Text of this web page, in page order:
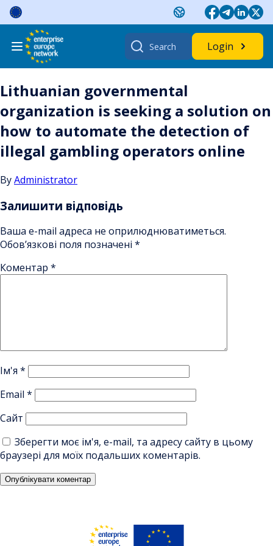
Skip
content
Search
for:
Login
Lithuanian governmental
organization is seeking a solution on
how to automate the detection of
illegal gambling operators online
ByAdministrator
Залишити відповідь
Ваша e-mail адреса не оприлюднюватиметься.
Обов’язкові поля позначені *
Коментар *
Ім'я *
Email *
Сайт
Зберегти моє ім'я, e-mail, та адресу сайту в цьому
браузері для моїх подальших коментарів.